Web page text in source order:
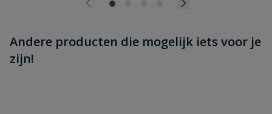
Andere producten die mogelijk iets voor je
zijn!